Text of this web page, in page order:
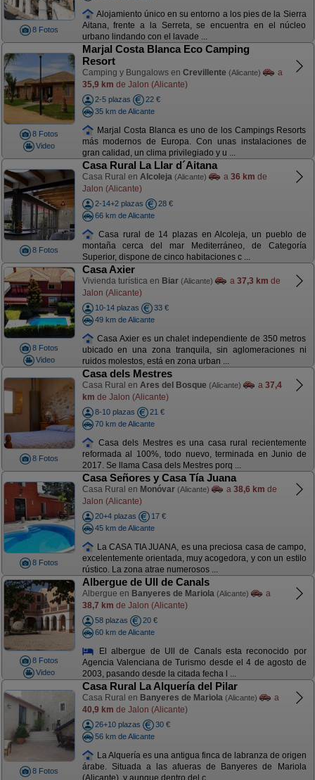
8 Fotos
Alojamiento único en su entorno a los pies de la Sierra
Aitana, frente a la Serreta, se encuentra en el núcleo
urbano lindando con el lavade ...
8 Fotos
Video
Marjal Costa Blanca Eco Camping
Resort
Camping y Bungalows en Crevillente (Alicante)
a
35,9 km de Jalon (Alicante)
2-5 plazas
22 €
35 km de Alicante
Marjal Costa Blanca es uno de los Campings Resorts
más modernos de Europa. Con unas instalaciones de
gran calidad, un clima privilegiado y u ...
8 Fotos
Casa Rural La Llar d´Aitana
Casa Rural en Alcoleja (Alicante) a 36 km de
Jalon (Alicante)
2-14+2 plazas
28 €
66 km de Alicante
Casa rural de 14 plazas en Alcoleja, un pueblo de
montaña cerca del mar Mediterráneo, de Categoría
Superior, dispone de cinco habitaciones c ...
8 Fotos
Video
Casa Axier
Vivienda turística en Biar (Alicante) a 37,3 km de
Jalon (Alicante)
10-14 plazas
33 €
49 km de Alicante
Casa Axier es un chalet independiente de 350 metros
ubicado en una zona tranquila, sin aglomeraciones ni
ruidos molestos, está en zona urban ...
8 Fotos
Casa dels Mestres
Casa Rural en Ares del Bosque (Alicante) a 37,4
km de Jalon (Alicante)
8-10 plazas
21 €
70 km de Alicante
Casa dels Mestres es una casa rural recientemente
reformada al 100%, todo nuevo, terminada en Junio de
2017. Se llama Casa dels Mestres porq ...
8 Fotos
Casa Señores y Casa Tía Juana
Casa Rural en Monóvar (Alicante) a 38,6 km de
Jalon (Alicante)
20+4 plazas
17 €
45 km de Alicante
La CASA TIA JUANA, es una preciosa casa de campo,
excelentemente orientada, muy acogedora, y con un estilo
rústico. La zona atrae numerosos ...
8 Fotos
Video
Albergue de Ull de Canals
Albergue en Banyeres de Mariola (Alicante)
a
38,7 km de Jalon (Alicante)
58 plazas
20 €
60 km de Alicante
El albergue de Ull de Canals esta reconocido por
Agencia Valenciana de Turismo desde el 4 de agosto de
2003, pasando desde la citada fecha l ...
8 Fotos
Casa Rural La Alquería del Pilar
Casa Rural en Banyeres de Mariola (Alicante)
a
40,9 km de Jalon (Alicante)
26+10 plazas
30 €
56 km de Alicante
La Alquería es una antigua finca de labranza de origen
árabe. Situada a las afueras de Banyeres de Mariola